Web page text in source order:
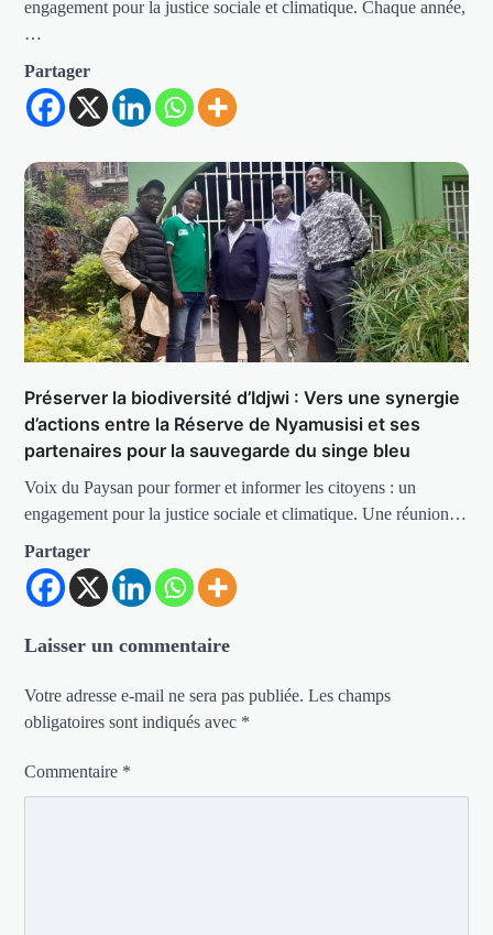
engagement pour la justice sociale et climatique. Chaque année,
…
Partager
Préserver la biodiversité d’Idjwi : Vers une synergie
d’actions entre la Réserve de Nyamusisi et ses
partenaires pour la sauvegarde du singe bleu
Voix du Paysan pour former et informer les citoyens : un
engagement pour la justice sociale et climatique. Une réunion…
Partager
Laisser un commentaire
Votre adresse e-mail ne sera pas publiée. Les champs
obligatoires sont indiqués avec *
Commentaire *